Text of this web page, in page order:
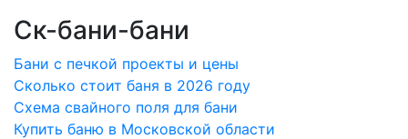
Ск-бани-бани
Бани с печкой проекты и цены
Сколько стоит баня в 2026 году
Схема свайного поля для бани
Купить баню в Московской области